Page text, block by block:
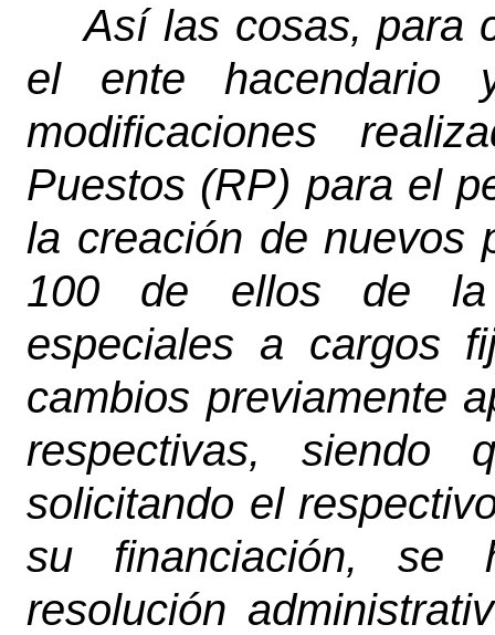
Así las cosas, para
el ente
modificaciones
Puestos (RP) para el
la creación de nuevos
100 de ellos de la
especiales a cargos
cambios previamente
respectivas,
solicitando el
su financiación, se
resolución